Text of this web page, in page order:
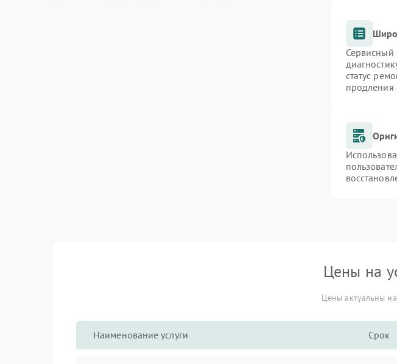
Сервисный
статус
продления
Цены на
Цены актуальны
Наименование услуги Срок